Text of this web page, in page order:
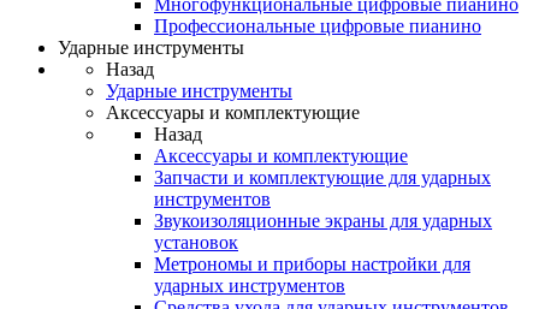
Многофункциональные цифровые пианино
Профессиональные цифровые пианино
Ударные инструменты
Назад
Ударные инструменты
Аксессуары и комплектующие
Назад
Аксессуары и комплектующие
Запчасти и комплектующие для ударных
инструментов
Звукоизоляционные экраны для ударных
установок
Метрономы и приборы настройки для
ударных инструментов